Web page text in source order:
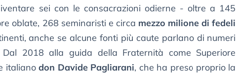
sei con le consacrazioni odierne - oltre a 145
oblate, 268 seminaristi e circa mezzo milione di fedeli
anche se alcune fonti più caute parlano di numeri
Dal 2018 alla guida della Fraternità come Superiore
italianodon Davide Pagliarani, che ha preso proprio la